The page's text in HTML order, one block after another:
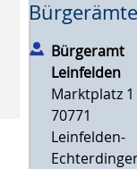
Bürgeramt
Leinfelden
Marktplatz 1
70771
Leinfelden-